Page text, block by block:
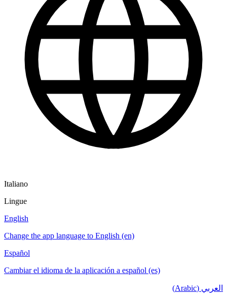
Italiano
Lingue
English
Change the app language to English (en)
Español
Cambiar el idioma de la aplicación a español (es)
العربي (Arabic)